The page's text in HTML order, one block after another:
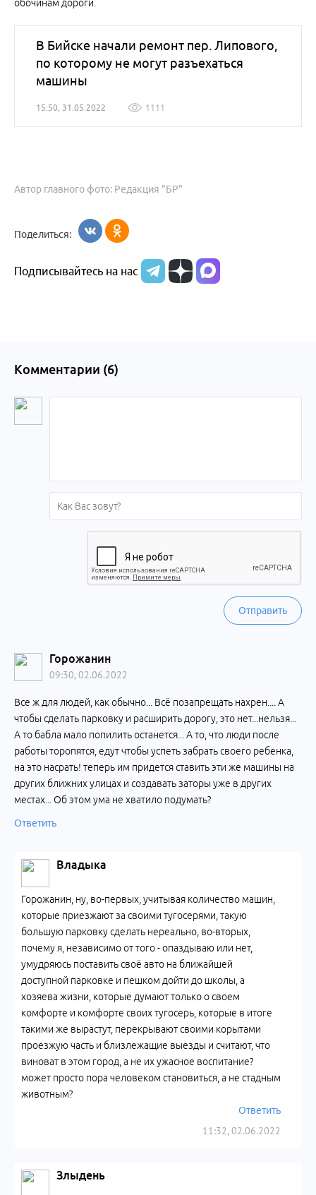
обочинам дороги.
В Бийске начали ремонт пер. Липового,
по которому не могут разъехаться
машины
15:50, 31.05.2022 1111
Автор главного фото: Редакция "БР"
Поделиться:
Подписывайтесь на нас
Комментарии (6)
Отправить
Горожанин
09:30, 02.06.2022
Все ж для людей, как обычно... Всё позапрещать нахрен.... А
чтобы сделать парковку и расширить дорогу, это нет...нельзя...
А то бабла мало попилить останется... А то, что люди после
работы торопятся, едут чтобы успеть забрать своего ребенка,
на это насрать! теперь им придется ставить эти же машины на
других ближних улицах и создавать заторы уже в других
местах... Об этом ума не хватило подумать?
Ответить
Владыка
11:32, 02.06.2022
Горожанин, ну, во-первых, учитывая количество машин,
которые приезжают за своими тугосерями, такую
большую парковку сделать нереально, во-вторых,
почему я, независимо от того - опаздываю или нет,
умудряюсь поставить своё авто на ближайшей
доступной парковке и пешком дойти до школы, а
хозяева жизни, которые думают только о своем
комфорте и комфорте своих тугосерь, которые в итоге
такими же вырастут, перекрывают своими корытами
проезжую часть и близлежащие выезды и считают, что
виноват в этом город, а не их ужасное воспитание?
может просто пора человеком становиться, а не стадным
животным?
Ответить
Злыдень